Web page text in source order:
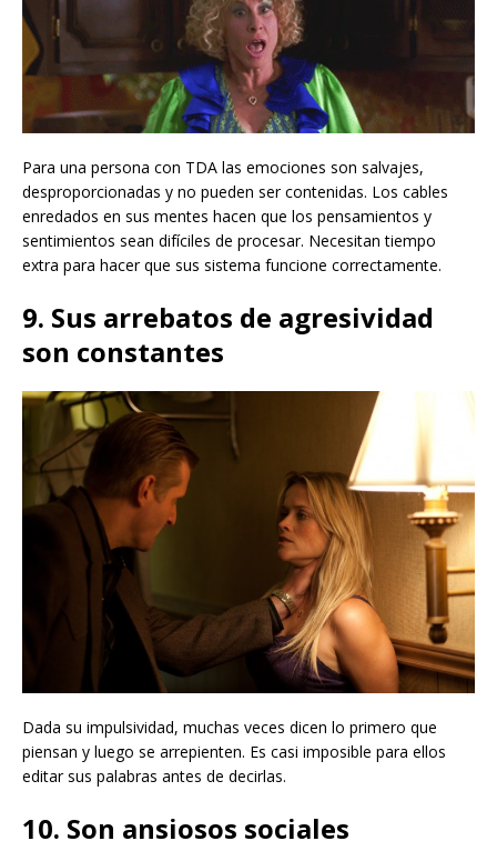
Para una persona con TDA las emociones son salvajes,
desproporcionadas y no pueden ser contenidas. Los cables
enredados en sus mentes hacen que los pensamientos y
sentimientos sean difíciles de procesar. Necesitan tiempo
extra para hacer que sus sistema funcione correctamente.
9. Sus arrebatos de agresividad
son constantes
Dada su impulsividad, muchas veces dicen lo primero que
piensan y luego se arrepienten. Es casi imposible para ellos
editar sus palabras antes de decirlas.
10. Son ansiosos sociales